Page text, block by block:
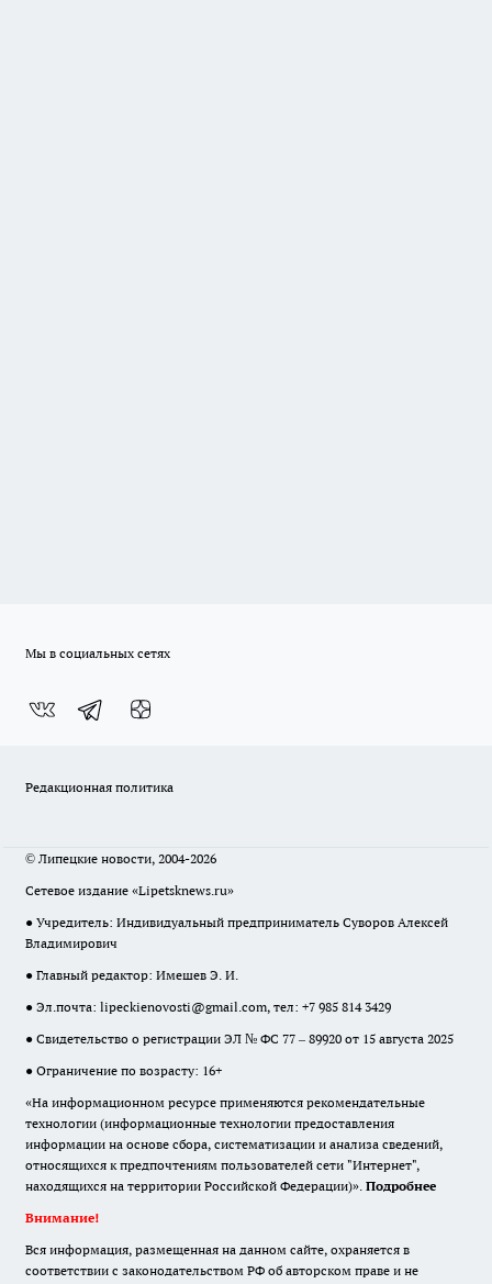
Мы в социальных сетях
Редакционная политика
© Липецкие новости, 2004-2026
Сетевое издание «Lipetsknews.ru»
● Учредитель: Индивидуальный предприниматель Суворов Алексей
Владимирович
● Главный редактор: Имешев Э. И.
● Эл.почта: lipeckienovosti@gmail.com, тел: +7 985 814 3429
● Свидетельство о регистрации ЭЛ № ФС 77 – 89920 от 15 августа 2025
● Ограничение по возрасту: 16+
«На информационном ресурсе применяются рекомендательные
технологии (информационные технологии предоставления
информации на основе сбора, систематизации и анализа сведений,
относящихся к предпочтениям пользователей сети "Интернет",
находящихся на территории Российской Федерации)». Подробнее
Внимание!
Вся информация, размещенная на данном сайте, охраняется в
соответствии с законодательством РФ об авторском праве и не